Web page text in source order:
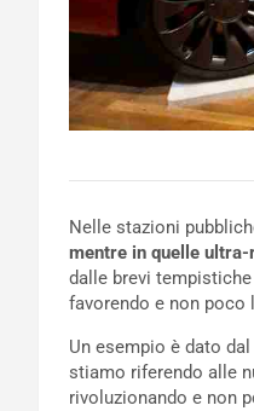
Nelle stazioni
mentre in quelle ultra-
dalle brevi
favorendo e non poco
Un esempio è dato
stiamo riferendo alle
rivoluzionando e non